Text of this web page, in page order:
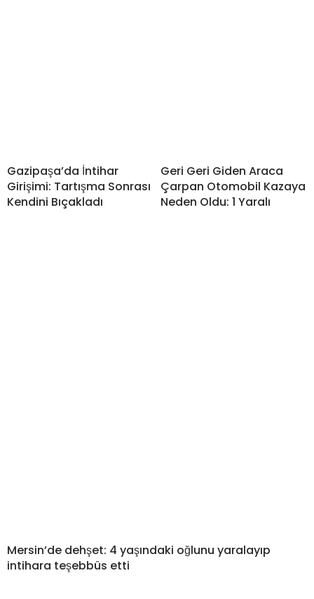
Gazipaşa’da İntihar
Girişimi: Tartışma Sonrası
Kendini Bıçakladı
Geri Geri Giden Araca
Çarpan Otomobil Kazaya
Neden Oldu: 1 Yaralı
Mersin’de dehşet: 4 yaşındaki oğlunu yaralayıp
intihara teşebbüs etti